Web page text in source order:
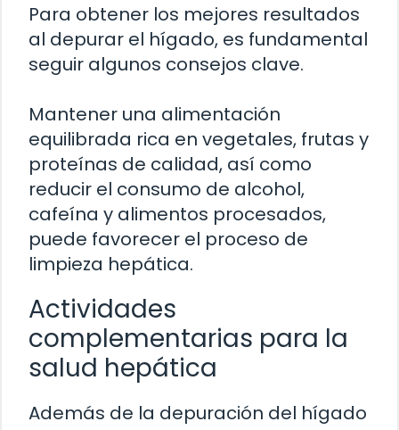
Para obtener los mejores resultados
al depurar el hígado, es fundamental
seguir algunos consejos clave.
Mantener una alimentación
equilibrada rica en vegetales, frutas y
proteínas de calidad, así como
reducir el consumo de alcohol,
cafeína y alimentos procesados,
puede favorecer el proceso de
limpieza hepática.
Actividades
complementarias para la
salud hepática
Además de la depuración del hígado